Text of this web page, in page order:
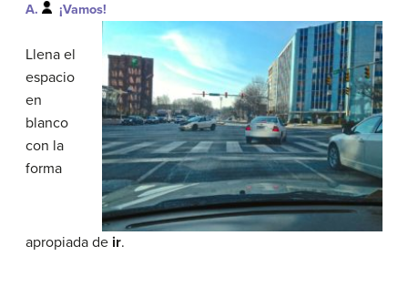
A. ¡Vamos!
Llena el
espacio
en
blanco
con la
forma
apropiada de ir.